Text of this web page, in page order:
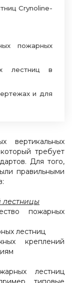
Crynoline-
пожарных
лестниц в
и для
вертикальных
требует
Для того,
правильными
лестницы
пожарных
лестниц
креплений
лестниц